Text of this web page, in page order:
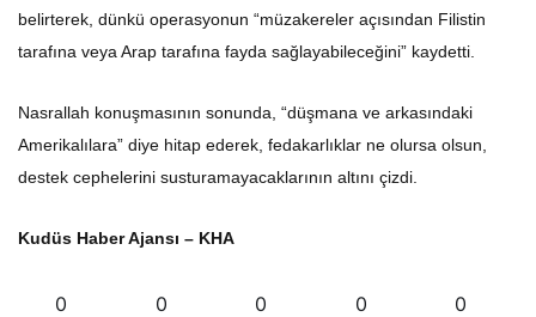
belirterek, dünkü operasyonun “müzakereler açısından Filistin
tarafına veya Arap tarafına fayda sağlayabileceğini” kaydetti.
Nasrallah konuşmasının sonunda, “düşmana ve arkasındaki
Amerikalılara” diye hitap ederek, fedakarlıklar ne olursa olsun,
destek cephelerini susturamayacaklarının altını çizdi.
Kudüs Haber Ajansı – KHA
0 0 0 0 0